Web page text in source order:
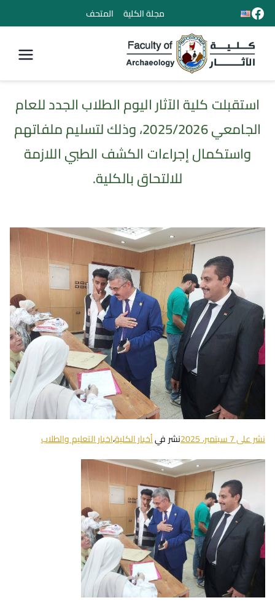
مجلة الكلية المتحف
كلية الأثار
استقبلت كلية الآثار اليوم الطلاب الجدد للعام
الجامعي 2025/2026، وذلك لتسليم ملفاتهم
واستكمال إجراءات الكشف الطبي اللازمة
للالتحاق بالكلية.
نشر على7 سبتمبر، 2025 نشر فيأخبار الكلية،اخبار التعليم والطلاب